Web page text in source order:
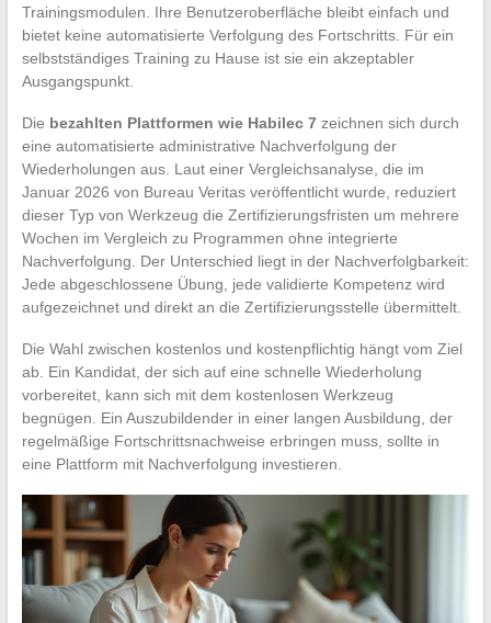
Trainingsmodulen. Ihre Benutzeroberfläche bleibt einfach und
bietet keine automatisierte Verfolgung des Fortschritts. Für ein
selbstständiges Training zu Hause ist sie ein akzeptabler
Ausgangspunkt.
Die bezahlten Plattformen wie Habilec 7zeichnen sich durch
eine automatisierte administrative Nachverfolgung der
Wiederholungen aus. Laut einer Vergleichsanalyse, die im
Januar 2026 von Bureau Veritas veröffentlicht wurde, reduziert
dieser Typ von Werkzeug die Zertifizierungsfristen um mehrere
Wochen im Vergleich zu Programmen ohne integrierte
Nachverfolgung. Der Unterschied liegt in der Nachverfolgbarkeit:
Jede abgeschlossene Übung, jede validierte Kompetenz wird
aufgezeichnet und direkt an die Zertifizierungsstelle übermittelt.
Die Wahl zwischen kostenlos und kostenpflichtig hängt vom Ziel
ab. Ein Kandidat, der sich auf eine schnelle Wiederholung
vorbereitet, kann sich mit dem kostenlosen Werkzeug
begnügen. Ein Auszubildender in einer langen Ausbildung, der
regelmäßige Fortschrittsnachweise erbringen muss, sollte in
eine Plattform mit Nachverfolgung investieren.